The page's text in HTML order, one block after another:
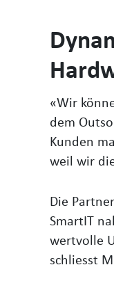
«Wir
dem
Kunden
weil wir
Die
SmartIT
wertvolle
schliesst